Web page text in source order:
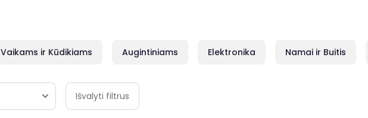
Vaikams ir Kūdikiams Augintiniams Elektronika Namai ir Buitis
Išvalyti filtrus